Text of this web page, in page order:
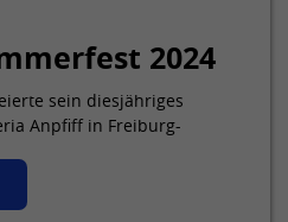
2024
sein diesjähriges
Anpfiff in Freiburg-